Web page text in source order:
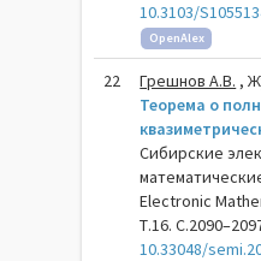
10.3103/
OpenAlex
22 Грешнов А.В. ,
Теорема о
Сибирские
Electronic
Т.16.
10.33048/